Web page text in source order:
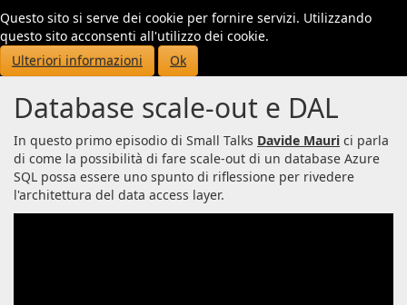
Questo sito si serve dei cookie per fornire servizi. Utilizzando
questo sito acconsenti all'utilizzo dei cookie.
Ulteriori informazioni
Ok
Database scale-out e DAL
In questo primo episodio di Small Talks Davide Mauri ci parla
di come la possibilità di fare scale-out di un database Azure
SQL possa essere uno spunto di riflessione per rivedere
l'architettura del data access layer.